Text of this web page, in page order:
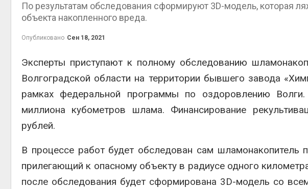
По результатам обследования сформируют 3D-модель, которая
объекта накопленного вреда.
Опубликовано Сен 18, 2021
Эксперты приступают к полному обследованию
Волгоградской области на территории бывшего завода
рамках федеральной программы по оздоровлению
миллиона кубометров шлама. Финансирование
рублей.
В процессе работ будет обследован сам шламонакопитель
прилегающий к опасному объекту в радиусе одного
после обследования будет сформирована 3D-модель со
нагрузки на
всё чаще
жителей
Авг 5, 2026
В России
правила
паводков,
Авг 5, 2026
От спасения
определены